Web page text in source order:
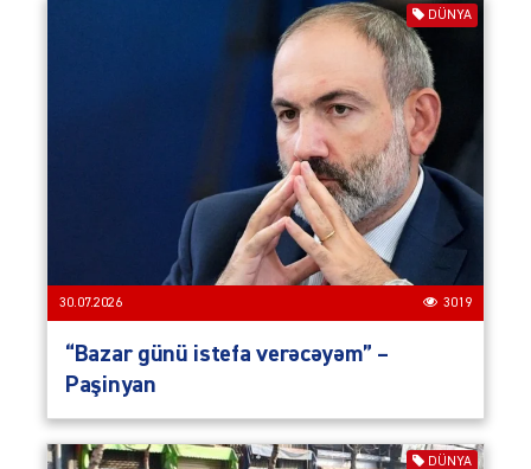
DÜNYA
30.07.2026 3019
“Bazar günü istefa verəcəyəm” –
Paşinyan
DÜNYA